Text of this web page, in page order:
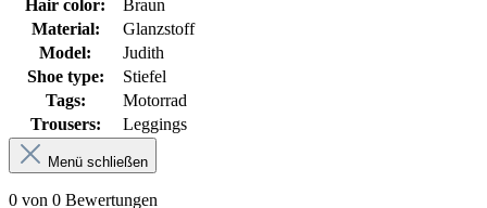
Hair color:
Braun
Material:
Glanzstoff
Model:
Judith
Shoe type:
Stiefel
Tags:
Motorrad
Trousers:
Leggings
Menü schließen
0 von 0 Bewertungen